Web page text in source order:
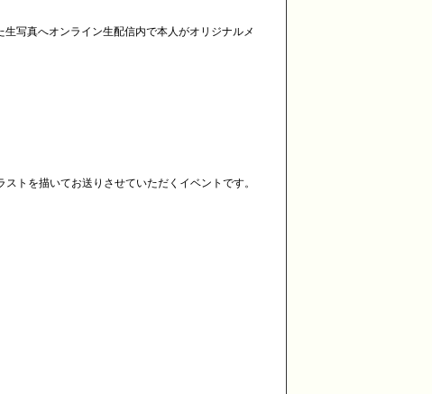
写真へオンライン生配信内で本人がオリジナルメ
トを描いてお送りさせていただくイベントです。